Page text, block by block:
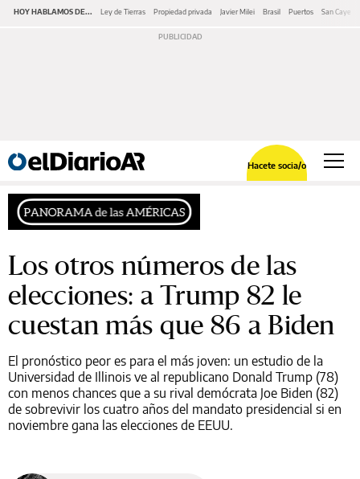
HOY HABLAMOS DE... Ley de Tierras Propiedad privada Javier Milei Brasil Puertos San
Hacete socia/o
Los otros números de las
elecciones: a Trump 82 le
cuestan más que 86 a Biden
El pronóstico peor es para el más joven: un estudio de la
Universidad de Illinois ve al republicano Donald Trump (78)
con menos chances que a su rival demócrata Joe Biden (82)
de sobrevivir los cuatro años del mandato presidencial si en
noviembre gana las elecciones de EEUU.